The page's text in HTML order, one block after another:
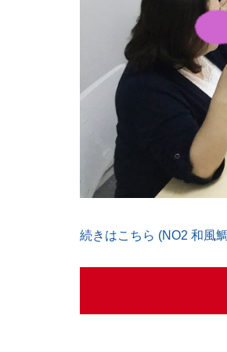
続きはこちら (NO2 和風